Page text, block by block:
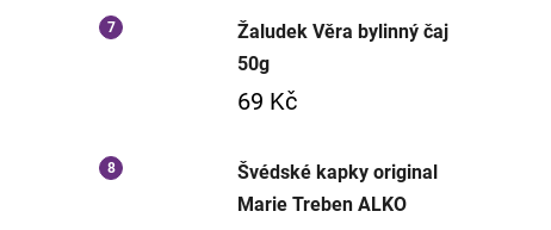
Žaludek Věra bylinný čaj
50g
69 Kč
Švédské kapky original
Marie Treben ALKO